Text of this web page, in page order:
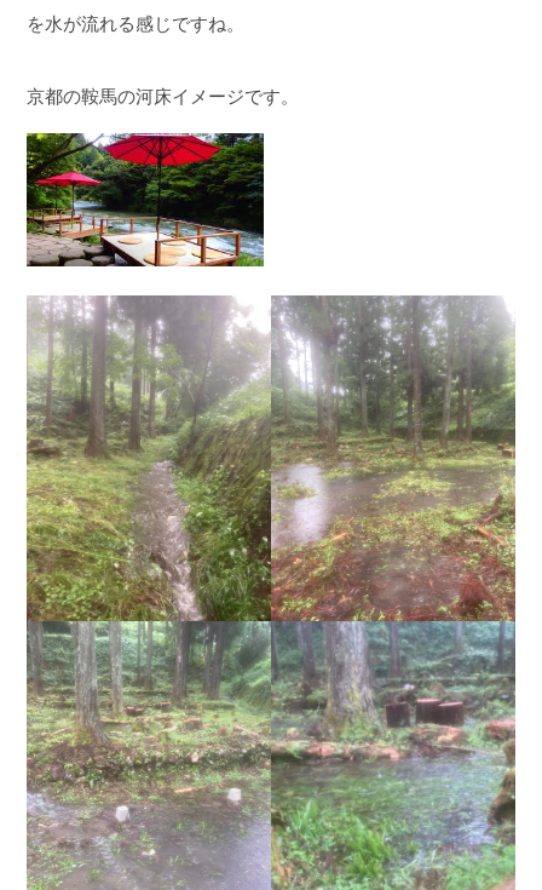
を水が流れる感じですね。
京都の鞍馬の河床イメージです。